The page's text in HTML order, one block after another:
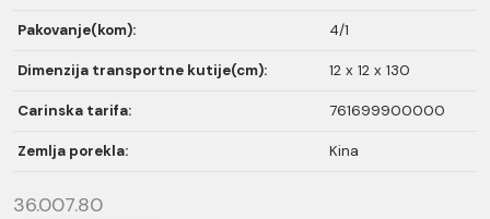
Pakovanje(kom): 4/1
Dimenzija transportne kutije(cm): 12 x 12 x 130
Carinska tarifa: 761699900000
Zemlja porekla: Kina
36.007.80